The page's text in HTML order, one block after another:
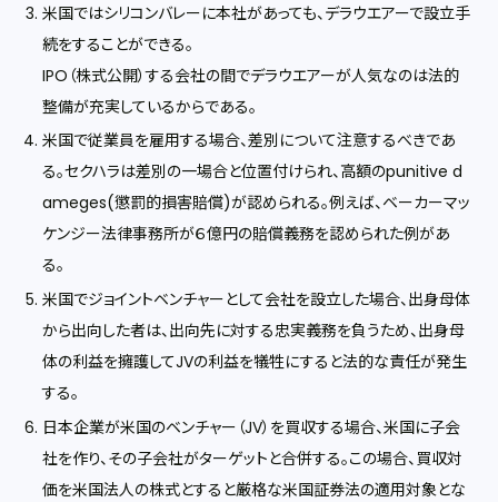
米国ではシリコンバレーに本社があっても、デラウエアーで設立手
続をすることができる。
IPO（株式公開）する会社の間でデラウエアーが人気なのは法的
整備が充実しているからである。
米国で従業員を雇用する場合、差別について注意するべきであ
る。セクハラは差別の一場合と位置付けられ、高額のpunitive d
ameges(懲罰的損害賠償)が認められる。例えば、ベーカーマッ
ケンジー法律事務所が６億円の賠償義務を認められた例があ
る。
米国でジョイントベンチャーとして会社を設立した場合、出身母体
から出向した者は、出向先に対する忠実義務を負うため、出身母
体の利益を擁護してJVの利益を犠牲にすると法的な責任が発生
する。
日本企業が米国のベンチャー（JV）を買収する場合、米国に子会
社を作り、その子会社がターゲットと合併する。この場合、買収対
価を米国法人の株式とすると厳格な米国証券法の適用対象とな